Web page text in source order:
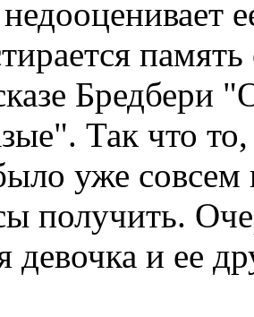
недооценивает
Бредбери
Так что
уже совсем
получить.
девочка и ее